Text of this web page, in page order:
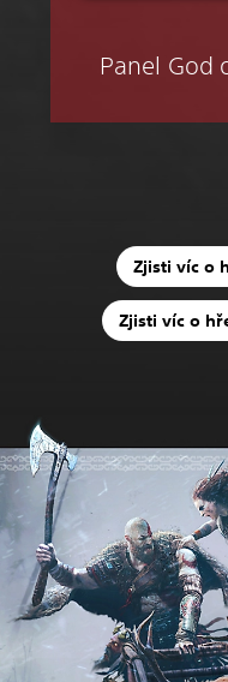
Panel God
Zjisti víc o
Zjisti víc o